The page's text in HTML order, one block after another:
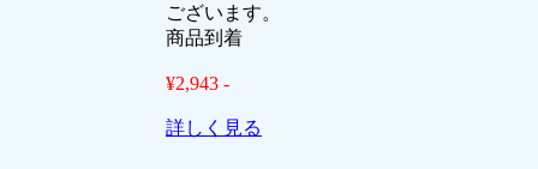
ございます。
商品到着
¥2,943 -
詳しく見る